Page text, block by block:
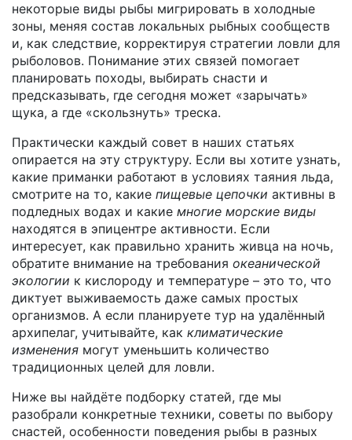
некоторые виды рыбы мигрировать в холодные
зоны, меняя состав локальных рыбных сообществ
и, как следствие, корректируя стратегии ловли для
рыболовов. Понимание этих связей помогает
планировать походы, выбирать снасти и
предсказывать, где сегодня может «зарычать»
щука, а где «скользнуть» треска.
Практически каждый совет в наших статьях
опирается на эту структуру. Если вы хотите узнать,
какие приманки работают в условиях таяния льда,
смотрите на то, какие пищевые цепочки активны в
подледных водах и какие многие морские виды
находятся в эпицентре активности. Если
интересует, как правильно хранить живца на ночь,
обратите внимание на требования океанической
экологии к кислороду и температуре – это то, что
диктует выживаемость даже самых простых
организмов. А если планируете тур на удалённый
архипелаг, учитывайте, как климатические
изменения могут уменьшить количество
традиционных целей для ловли.
Ниже вы найдёте подборку статей, где мы
разобрали конкретные техники, советы по выбору
снастей, особенности поведения рыбы в разных